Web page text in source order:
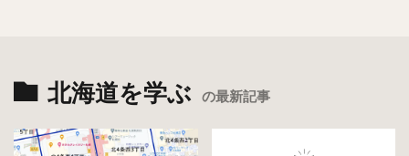
北海道を学ぶ の最新記事